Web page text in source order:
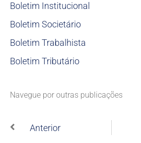
Boletim Institucional
Boletim Societário
Boletim Trabalhista
Boletim Tributário
Navegue por outras publicações
Anterior